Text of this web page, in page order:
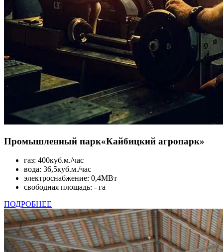
Промышленный парк«Кайбицкий агропарк»
газ: 400куб.м./час
вода: 36,5куб.м./час
электроснабжение: 0,4МВт
свободная площадь: - га
ПОДРОБНЕЕ